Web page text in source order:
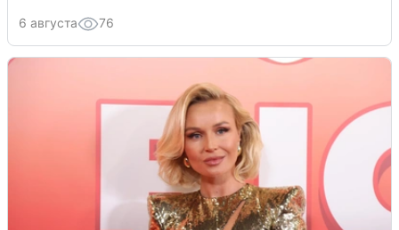
6 августа 76